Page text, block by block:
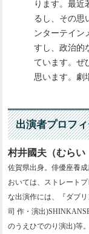
ります。最近
るし、その思
ンターテイン
すし、政治的
ています。ぜ
思います。劇
出演者プロフ
村井國夫（むら
佐賀県出身。俳優座養
おいては、ストレート
な出演作には、『ダブ
司 作・演出
のうえひでのり演出)等